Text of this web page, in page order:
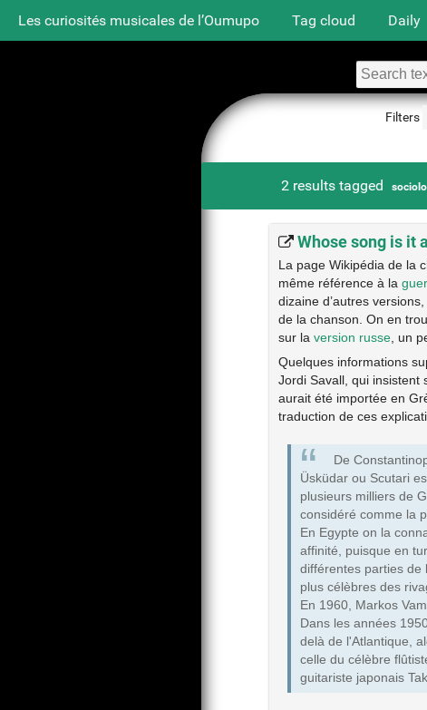
Les curiosités musicales de l’Oumupo Tag cloud Daily
Filters
2 results tagged
Whose song is it
La page Wikipédia de la
même référence à la
dizaine d’autres
de la chanson. On en
sur la version russe, un
Quelques informations
Jordi Savall, qui insistent
aurait été importée en
traduction de ces
De
Üsküdar ou Scutari
plusieurs milliers de
considéré comme la
En Egypte on la
affinité, puisque en
différentes parties de
plus célèbres des
En 1960, Markos
Dans les années
delà de l'Atlantique,
celle du célèbre
guitariste japonais